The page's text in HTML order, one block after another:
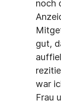
noch
gut,
war
Frau